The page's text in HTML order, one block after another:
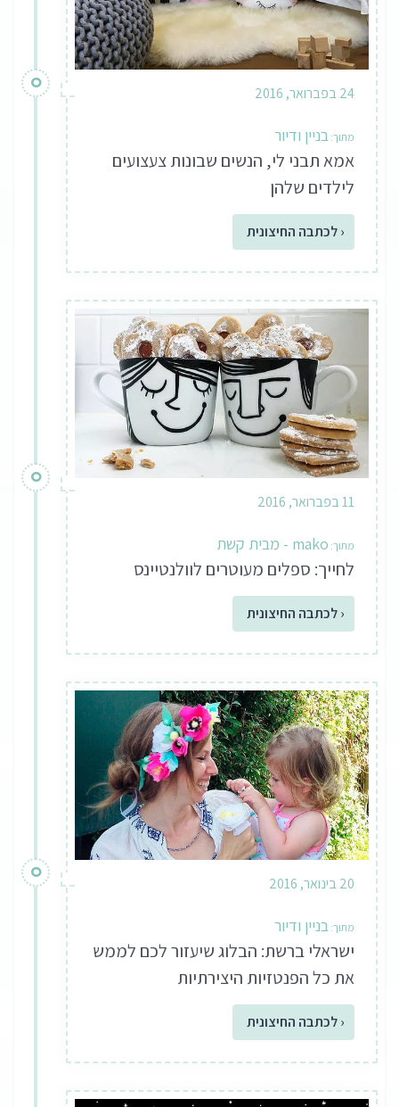
24 בפברואר, 2016
בניין ודיור
אמא תבני לי, הנשים שבונות צעצועים
לילדים שלהן
‹ לכתבה החיצונית
11 בפברואר, 2016
mako - מבית קשת
לחייך: ספלים מעוטרים לוולנטיינס
‹ לכתבה החיצונית
20 בינואר, 2016
בניין ודיור
ישראלי ברשת: הבלוג שיעזור לכם לממש
את כל הפנטזיות היצירתיות
‹ לכתבה החיצונית